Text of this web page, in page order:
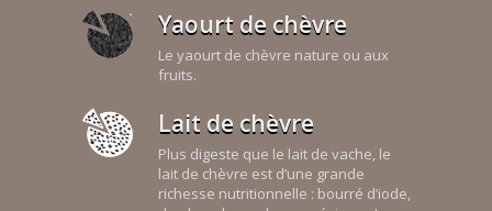
Yaourt de chèvre
Le yaourt de chèvre nature ou aux
fruits.
Lait de chèvre
Plus digeste que le lait de vache, le
lait de chèvre est d’une grande
richesse nutritionnelle : bourré d’iode,